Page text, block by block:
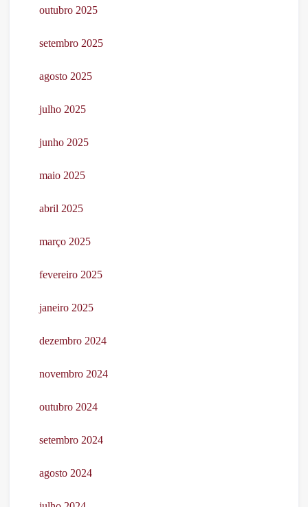
outubro 2025
setembro 2025
agosto 2025
julho 2025
junho 2025
maio 2025
abril 2025
março 2025
fevereiro 2025
janeiro 2025
dezembro 2024
novembro 2024
outubro 2024
setembro 2024
agosto 2024